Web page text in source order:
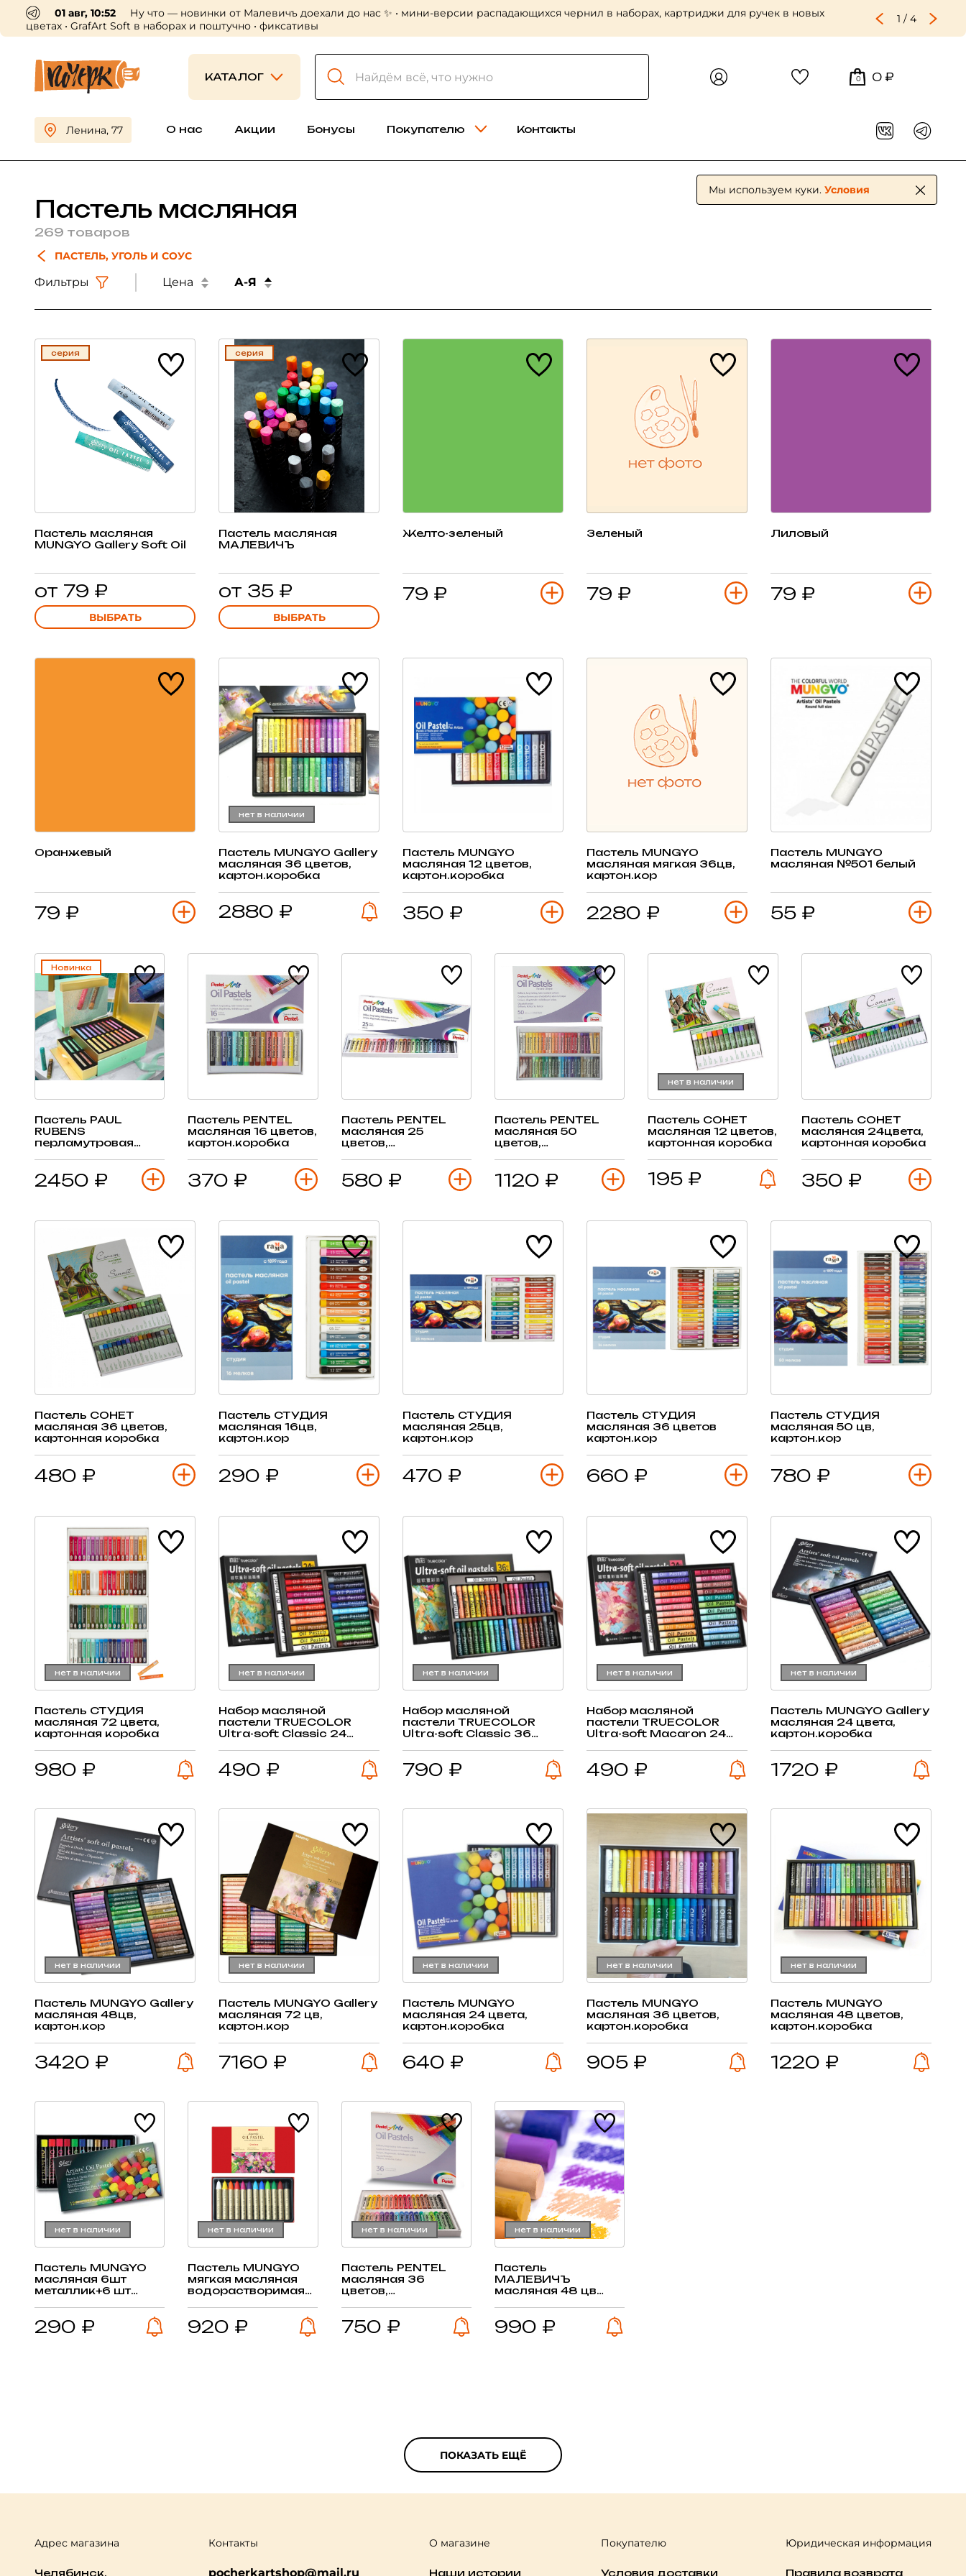
30 июл, 16:56
Пришли профессиональные холсты Холст-мастер! Много больших форматов, в том числе лён крупного и репинского зерна —
приходите выбирать 😍
2 /4
КАТАЛОГ 0 0 ₽
Ленина, 77 О нас Акции Бонусы Покупателю Контакты
Пастель масляная
269 товаров
ПАСТЕЛЬ, УГОЛЬ И СОУС
Фильтры Цена А-Я
серия
Пастель масляная
MUNGYO Gallery Soft Oil
от 79 ₽
ВЫБРАТЬ
серия
Пастель масляная
МАЛЕВИЧЪ
от 35 ₽
ВЫБРАТЬ
Желто-зеленый
79 ₽
Зеленый
79 ₽
Лиловый
79 ₽
Оранжевый
79 ₽
нет в наличии
Пастель MUNGYO Gallery
масляная 36 цветов,
картон.коробка
2880 ₽
Пастель MUNGYO
масляная 12 цветов,
картон.коробка
350 ₽
Пастель MUNGYO
масляная мягкая 36цв,
картон.кор
2280 ₽
Пастель MUNGYO
масляная №501 белый
55 ₽
Новинка
Пастель PAUL
RUBENS
перламутровая
2450 ₽
Пастель PENTEL
масляная 16 цветов,
картон.коробка
370 ₽
Пастель PENTEL
масляная 25
цветов,
580 ₽
Пастель PENTEL
масляная 50
цветов,
1120 ₽
нет в наличии
Пастель СОНЕТ
масляная 12 цветов,
картонная коробка
195 ₽
Пастель СОНЕТ
масляная 24цвета,
картонная коробка
350 ₽
Пастель СОНЕТ
масляная 36 цветов,
картонная коробка
480 ₽
Пастель СТУДИЯ
масляная 16цв,
картон.кор
290 ₽
Пастель СТУДИЯ
масляная 25цв,
картон.кор
470 ₽
Пастель СТУДИЯ
масляная 36 цветов
картон.кор
660 ₽
Пастель СТУДИЯ
масляная 50 цв,
картон.кор
780 ₽
нет в наличии
Пастель СТУДИЯ
масляная 72 цвета,
картонная коробка
980 ₽
нет в наличии
Набор масляной
пастели TRUECOLOR
Ultra-soft Classic 24
490 ₽
нет в наличии
Набор масляной
пастели TRUECOLOR
Ultra-soft Classic 36
790 ₽
нет в наличии
Набор масляной
пастели TRUECOLOR
Ultra-soft Macaron 24
490 ₽
нет в наличии
Пастель MUNGYO Gallery
масляная 24 цвета,
картон.коробка
1720 ₽
нет в наличии
Пастель MUNGYO Gallery
масляная 48цв,
картон.кор
3420 ₽
нет в наличии
Пастель MUNGYO Gallery
масляная 72 цв,
картон.кор
7160 ₽
нет в наличии
Пастель MUNGYO
масляная 24 цвета,
картон.коробка
640 ₽
нет в наличии
Пастель MUNGYO
масляная 36 цветов,
картон.коробка
905 ₽
нет в наличии
Пастель MUNGYO
масляная 48 цветов,
картон.коробка
1220 ₽
нет в наличии
Пастель MUNGYO
масляная 6шт
металлик+6 шт
290 ₽
нет в наличии
Пастель MUNGYO
мягкая масляная
водорастворимая
920 ₽
нет в наличии
Пастель PENTEL
масляная 36
цветов,
750 ₽
нет в наличии
Пастель
МАЛЕВИЧЪ
масляная 48 цв
990 ₽
ПОКАЗАТЬ ЕЩЁ
Адрес магазина
Челябинск,
Контакты
pocherkartshop@mail.ru
О магазине
Наши истории
Покупателю
Условия доставки
Юридическая информация
Правила возврата
Мы используем куки. Условия